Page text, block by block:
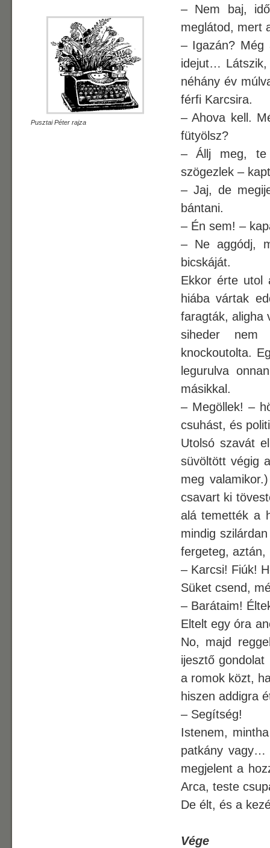
– Nem baj,
meglátod, mert
– Igazán? Még
idejut… Látszik,
néhány év
férfi Karcsira.
– Ahova kell.
fütyölsz?
– Állj meg, te
szögezlek –
– Jaj, de
bántani.
– Én sem! –
– Ne aggódj,
bicskáját.
Ekkor érte utol
hiába vártak
faragták, aligha
siheder nem
knockoutolta.
legurulva
másikkal.
– Megöllek! –
csuhást, és
Utolsó szavát
süvöltött végig
meg
csavart ki
alá temették a
mindig
fergeteg, aztán,
– Karcsi! Fiúk!
Süket csend,
– Barátaim!
Eltelt egy óra
No, majd
ijesztő
a romok közt,
hiszen addigra
– Segítség!
Istenem,
patkány vagy…
megjelent a
Arca, teste
De élt, és a
Vége
Pusztai Péter rajza